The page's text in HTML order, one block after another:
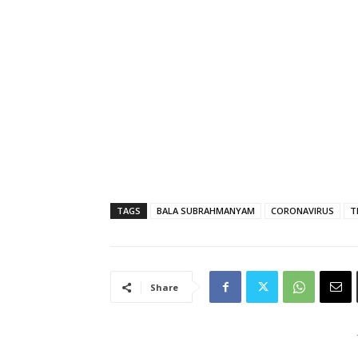
TAGS BALA SUBRAHMANYAM CORONAVIRUS
Share